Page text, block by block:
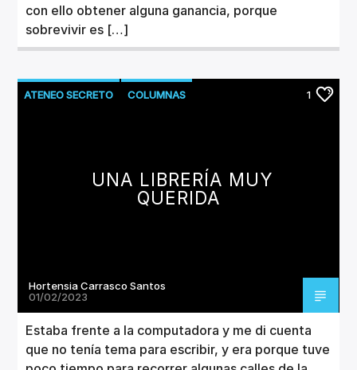
con ello obtener alguna ganancia, porque
sobrevivir es […]
ATENEO SECRETO COLUMNAS 1
UNA LIBRERÍA MUY
QUERIDA
Hortensia Carrasco Santos
01/02/2023
Estaba frente a la computadora y me di cuenta
que no tenía tema para escribir, y era porque tuve